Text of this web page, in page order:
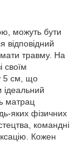
можуть бути
відповідний
травму. На
своїм
5 см, що
ідеальний
матрац
яких фізичних
командні
Кожен